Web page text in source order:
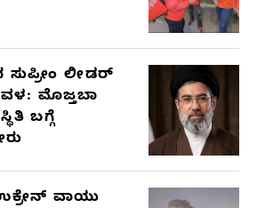
ಸುಪ್ರೀಂ ಲೀಡರ್
ಮೊಜ್ತಬಾ
ಬಗ್ಗೆ
ವಾಯು